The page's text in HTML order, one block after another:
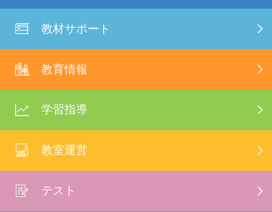
教材サポート
教育情報
学習指導
教室運営
テスト